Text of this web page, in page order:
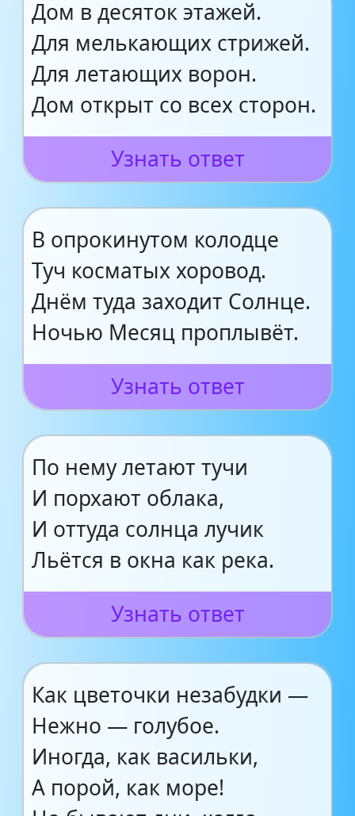
Дом в десяток этажей.
Для мелькающих стрижей.
Для летающих ворон.
Дом открыт со всех сторон.
Узнать ответ
В опрокинутом колодце
Туч косматых хоровод.
Днём туда заходит Солнце.
Ночью Месяц проплывёт.
Узнать ответ
По нему летают тучи
И порхают облака,
И оттуда солнца лучик
Льётся в окна как река.
Узнать ответ
Как цветочки незабудки —
Нежно — голубое.
Иногда, как васильки,
А порой, как море!